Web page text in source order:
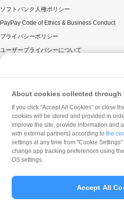
ソフトバンク人権ポリシー
PayPay Code of Ethics & Business Conduct
プライバシーポリシー
ユーザープライバシーについて
ウェブサイト利用規約
反社会的勢力に対する方針
勧誘方針
マネロン等基本方針
カスタマーハラスメントに関する当社の考え方
© PayPay
About cookies collected through
If you click "Accept All Cookies" or close
cookies will be stored and provided in
improve the site, provide information and
with external partners) according to the
settings at any time from "Cookie
change app tracking preferences using
OS settings.
Accept All